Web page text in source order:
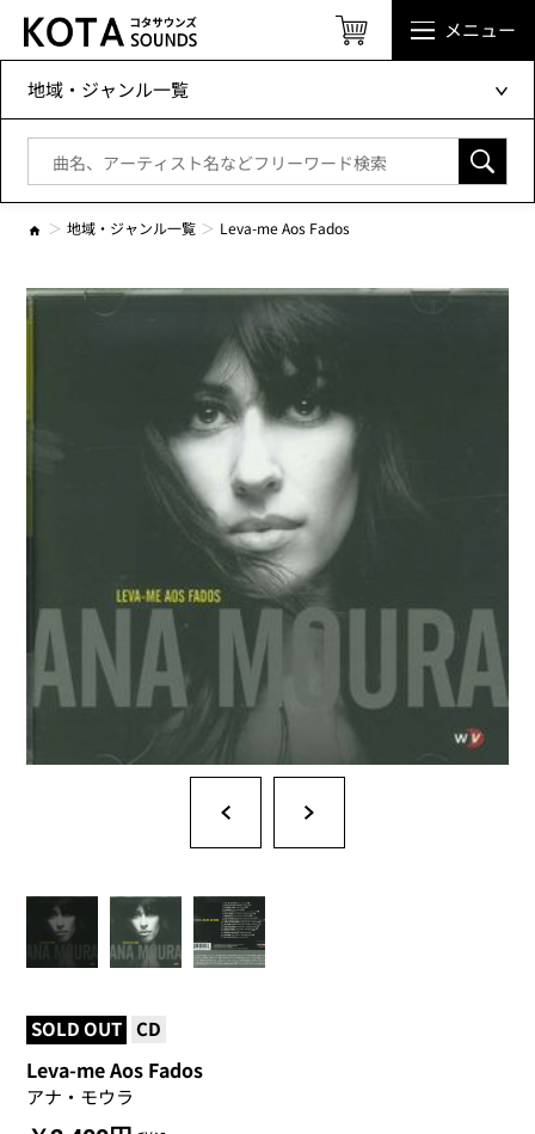
地域・ジャンル一覧
メニュー
地域・ジャンル一覧 Leva-me Aos Fados
SOLD OUT CD
Leva-me Aos Fados
アナ・モウラ